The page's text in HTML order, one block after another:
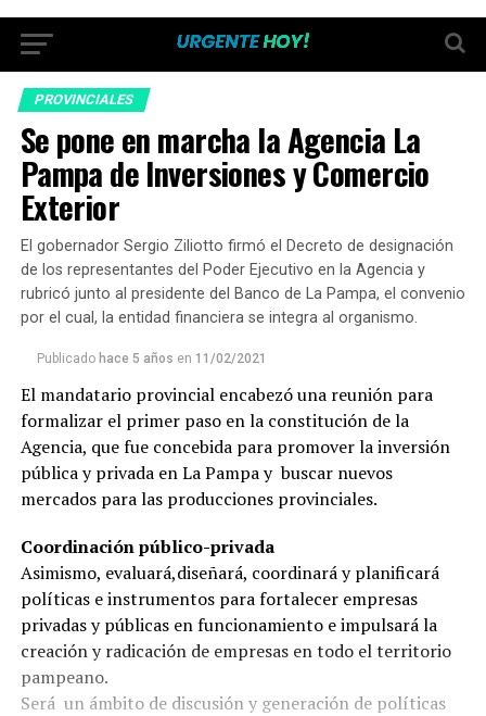
PROVINCIALES
Se pone en marcha la Agencia La
Pampa de Inversiones y Comercio
Exterior
El gobernador Sergio Ziliotto firmó el Decreto de designación
de los representantes del Poder Ejecutivo en la Agencia y
rubricó junto al presidente del Banco de La Pampa, el convenio
por el cual, la entidad financiera se integra al organismo.
Publicado hace 5 años en 11/02/2021
El mandatario provincial encabezó una reunión para
formalizar el primer paso en la constitución de la
Agencia, que fue concebida para promover la inversión
pública y privada en La Pampa y buscar nuevos
mercados para las producciones provinciales.
Coordinación público-privada
Asimismo, evaluará,diseñará, coordinará y planificará
políticas e instrumentos para fortalecer empresas
privadas y públicas en funcionamiento e impulsará la
creación y radicación de empresas en todo el territorio
pampeano.
Será un ámbito de discusión y generación de políticas